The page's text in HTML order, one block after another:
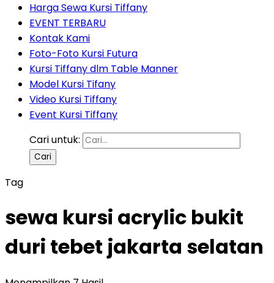
Harga Sewa Kursi Tiffany
EVENT TERBARU
Kontak Kami
Foto-Foto Kursi Futura
Kursi Tiffany dlm Table Manner
Model Kursi Tifany
Video Kursi Tiffany
Event Kursi Tiffany
Cari untuk:
Tag
sewa kursi acrylic bukit
duri tebet jakarta selatan